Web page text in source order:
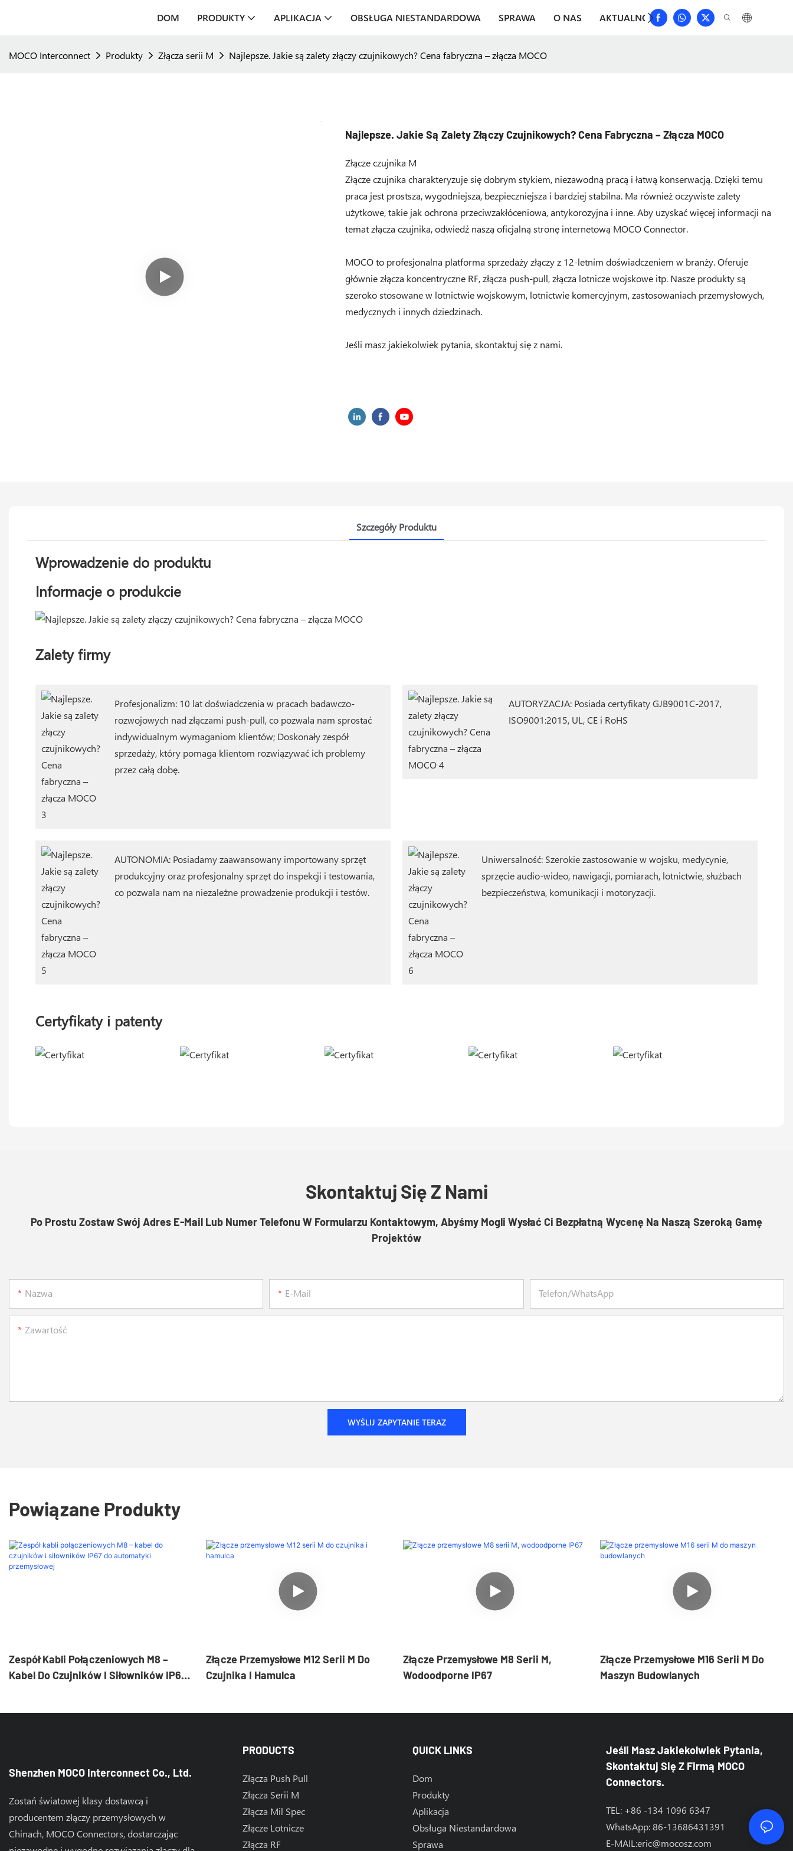
DOM PRODUKTY APLIKACJA OBSŁUGA NIESTANDARDOWA SPRAWA O NAS AKTUALNOŚCI POBIERAĆ
MOCO Interconnect Produkty Złącza serii M Najlepsze. Jakie są zalety złączy czujnikowych? Cena fabryczna – złącza MOCO
Najlepsze. Jakie Są Zalety Złączy Czujnikowych? Cena Fabryczna – Złącza MOCO
Złącze czujnika M
Złącze czujnika charakteryzuje się dobrym stykiem, niezawodną pracą i łatwą konserwacją. Dzięki temu
praca jest prostsza, wygodniejsza, bezpieczniejsza i bardziej stabilna. Ma również oczywiste zalety
użytkowe, takie jak ochrona przeciwzakłóceniowa, antykorozyjna i inne. Aby uzyskać więcej informacji na
temat złącza czujnika, odwiedź naszą oficjalną stronę internetową MOCO Connector.
MOCO to profesjonalna platforma sprzedaży złączy z 12-letnim doświadczeniem w branży. Oferuje
głównie złącza koncentryczne RF, złącza push-pull, złącza lotnicze wojskowe itp. Nasze produkty są
szeroko stosowane w lotnictwie wojskowym, lotnictwie komercyjnym, zastosowaniach przemysłowych,
medycznych i innych dziedzinach.
Jeśli masz jakiekolwiek pytania, skontaktuj się z nami.
Szczegóły Produktu
Wprowadzenie do produktu
Informacje o produkcie
Zalety firmy
Profesjonalizm: 10 lat doświadczenia w pracach badawczo-
rozwojowych nad złączami push-pull, co pozwala nam sprostać
indywidualnym wymaganiom klientów; Doskonały zespół
sprzedaży, który pomaga klientom rozwiązywać ich problemy
przez całą dobę.
AUTORYZACJA: Posiada certyfikaty GJB9001C-2017,
ISO9001:2015, UL, CE i RoHS
AUTONOMIA: Posiadamy zaawansowany importowany sprzęt
produkcyjny oraz profesjonalny sprzęt do inspekcji i testowania,
co pozwala nam na niezależne prowadzenie produkcji i testów.
Uniwersalność: Szerokie zastosowanie w wojsku, medycynie,
sprzęcie audio-wideo, nawigacji, pomiarach, lotnictwie, służbach
bezpieczeństwa, komunikacji i motoryzacji.
Certyfikaty i patenty
Skontaktuj Się Z Nami
Po Prostu Zostaw Swój Adres E-Mail Lub Numer Telefonu W Formularzu Kontaktowym, Abyśmy Mogli Wysłać Ci Bezpłatną Wycenę Na Naszą Szeroką Gamę
Projektów
Nazwa E-Mail Telefon/WhatsApp
Zawartość
WYŚLIJ ZAPYTANIE TERAZ
Powiązane Produkty
Zespół Kabli Połączeniowych M8 –
Kabel Do Czujników I Siłowników IP67
Złącze Przemysłowe M12 Serii M Do
Czujnika I Hamulca
Złącze Przemysłowe M8 Serii M,
Wodoodporne IP67
Złącze Przemysłowe M16 Serii M Do
Maszyn Budowlanych
Shenzhen MOCO Interconnect Co., Ltd.
Zostań światowej klasy dostawcą i
producentem złączy przemysłowych w
Chinach, MOCO Connectors, dostarczając
PRODUCTS
Złącza Push Pull
Złącza Serii M
Złącza Mil Spec
Złącze Lotnicze
Złącza RF
QUICK LINKS
Dom
Produkty
Aplikacja
Obsługa Niestandardowa
Sprawa
Jeśli Masz Jakiekolwiek Pytania,
Skontaktuj Się Z Firmą MOCO
Connectors.
TEL: +86 -134 1096 6347
WhatsApp: 86-13686431391
E-MAIL:eric@mocosz.com